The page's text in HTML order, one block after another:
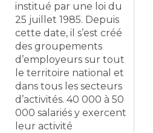
institué par une loi du
25 juillet 1985. Depuis
cette date, il s’est créé
des groupements
d’employeurs sur tout
le territoire national et
dans tous les secteurs
d’activités. 40 000 à 50
000 salariés y exercent
leur activité